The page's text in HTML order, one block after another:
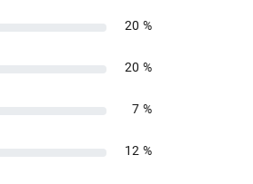
20 %
20 %
7 %
12 %